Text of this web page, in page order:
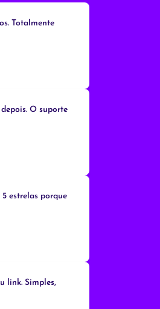
Totalmente
O suporte
estrelas porque
link. Simples,